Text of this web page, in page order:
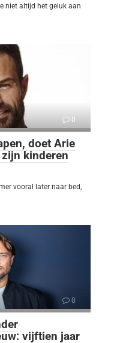
niet altijd het geluk aan
0
doet Arie
kinderen
vooral later naar bed,
0
vijftien jaar